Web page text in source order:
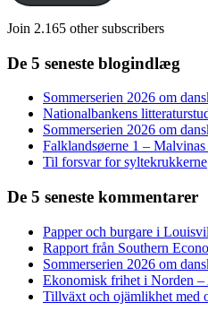
Join 2.165 other subscribers
De 5 seneste blogindlæg
Sommerserien 2026 om
Nationalbankens
Sommerserien 2026 om
Falklandsøerne 1 – Malvinas
Til forsvar for syltekrukkerne
De 5 seneste kommentarer
Papper och burgare i
Rapport från Southern
Sommerserien 2026 om
Ekonomisk frihet i Norden –
Tillväxt och ojämlikhet med